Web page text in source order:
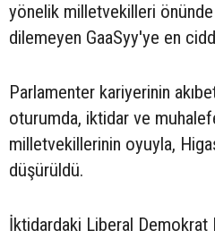
yönelik milletvekilleri
dilemeyen GaaSyy'ye en
Parlamenter kariyerinin
oturumda, iktidar ve
milletvekillerinin oyuyla,
düşürüldü.
İktidardaki Liberal Demokrat